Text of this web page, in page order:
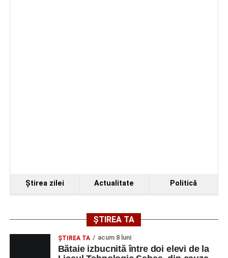
Ştirea zilei Actualitate Politică
ȘTIREA TA
ŞTIREA TA acum 8 luni
Bătaie izbucnită între doi elevi de la